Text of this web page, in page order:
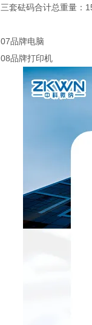
三套砝码合计总重量：
07品牌电脑
08品牌打印机